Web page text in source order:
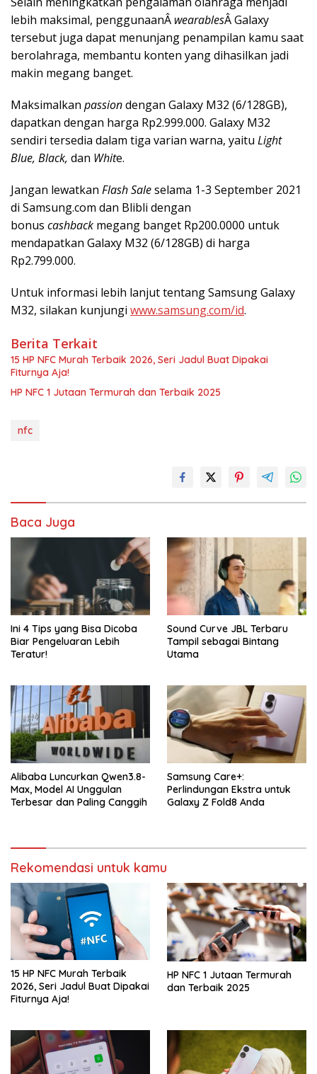
lebih maksimal, penggunaanÂ wearablesÂ Galaxy
tersebut juga dapat menunjang penampilan kamu saat
berolahraga, membantu konten yang dihasilkan jadi
makin megang banget.
Maksimalkan passiondengan Galaxy M32 (6/128GB),
dapatkan dengan harga Rp2.999.000. Galaxy M32
sendiri tersedia dalam tiga varian warna, yaitu Light
Blue, Black, dan White.
Jangan lewatkan Flash Saleselama 1-3 September 2021
di Samsung.com dan Blibli dengan
bonus cashback megang banget Rp200.0000 untuk
mendapatkan Galaxy M32 (6/128GB) di harga
Rp2.799.000.
Untuk informasi lebih lanjut tentang Samsung Galaxy
M32, silakan kunjungi www.samsung.com/id.
Berita Terkait
15 HP NFC Murah Terbaik 2026, Seri Jadul Buat Dipakai
Fiturnya Aja!
HP NFC 1 Jutaan Termurah dan Terbaik 2025
nfc
Baca Juga
Ini 4 Tips yang Bisa Dicoba
Biar Pengeluaran Lebih
Teratur!
Sound Curve JBL Terbaru
Tampil sebagai Bintang
Utama
Alibaba Luncurkan Qwen3.8-
Max, Model AI Unggulan
Terbesar dan Paling Canggih
Samsung Care+:
Perlindungan Ekstra untuk
Galaxy Z Fold8 Anda
Rekomendasi untuk kamu
15 HP NFC Murah Terbaik
2026, Seri Jadul Buat Dipakai
Fiturnya Aja!
HP NFC 1 Jutaan Termurah
dan Terbaik 2025